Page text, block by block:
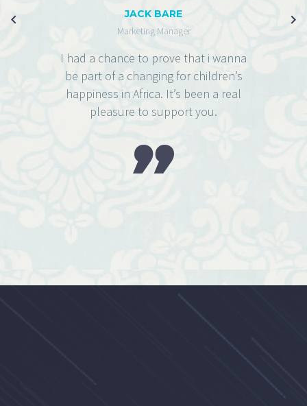
JACK BARE
Marketing Manager
I had a chance to prove that i wanna
be part of a changing for children’s
happiness in Africa. It’s been a real
pleasure to support you.